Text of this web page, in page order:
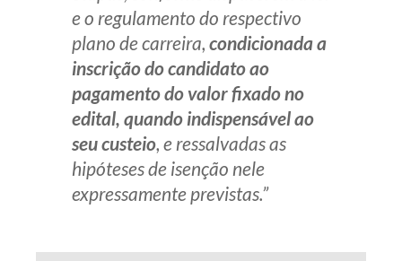
Av. Sete de Setembro, 4698
Batel Curitiba/ PR CEP80240-000
Telefone (41) 2109-8666
Whatsapp (41) 98881-6616
e o regulamento do respectivo
plano de carreira, condicionada a
inscrição do candidato ao
pagamento do valor fixado no
edital, quando indispensável ao
seu custeio, e ressalvadas as
hipóteses de isenção nele
expressamente previstas.”